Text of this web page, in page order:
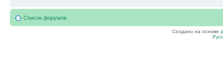
Список форумов
Создано на основе